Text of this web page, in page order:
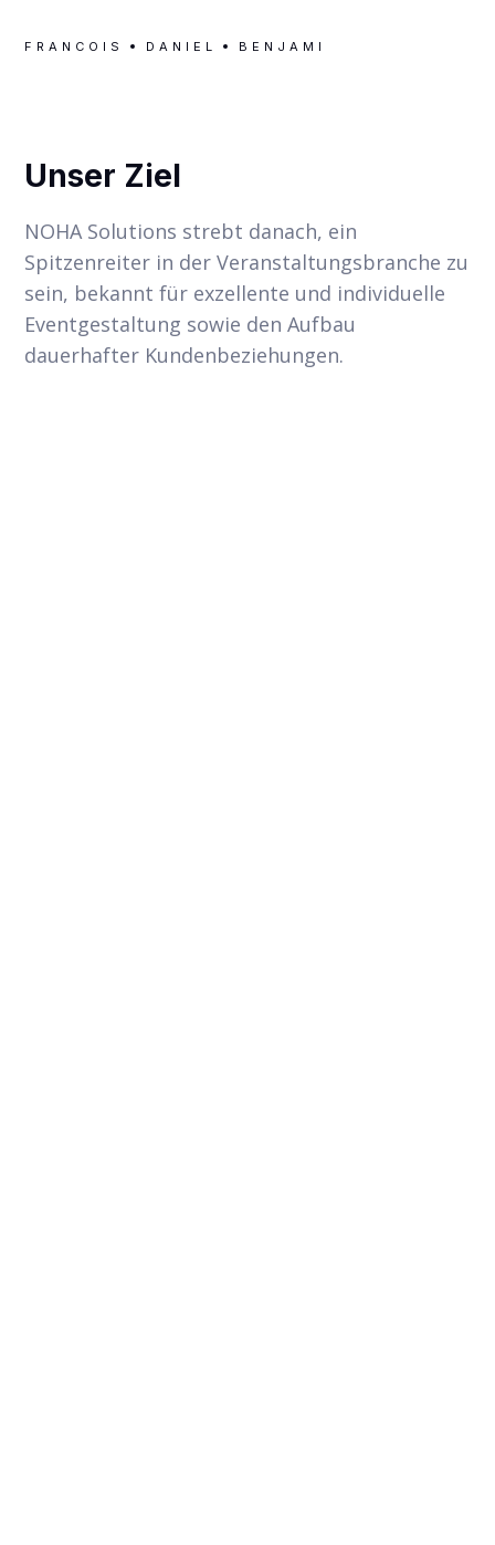
FRANCOIS DANIEL BENJAMIN GRAMM
Unser Ziel
NOHA Solutions strebt danach, ein
Spitzenreiter in der Veranstaltungsbranche zu
sein, bekannt für exzellente und individuelle
Eventgestaltung sowie den Aufbau
dauerhafter Kundenbeziehungen.